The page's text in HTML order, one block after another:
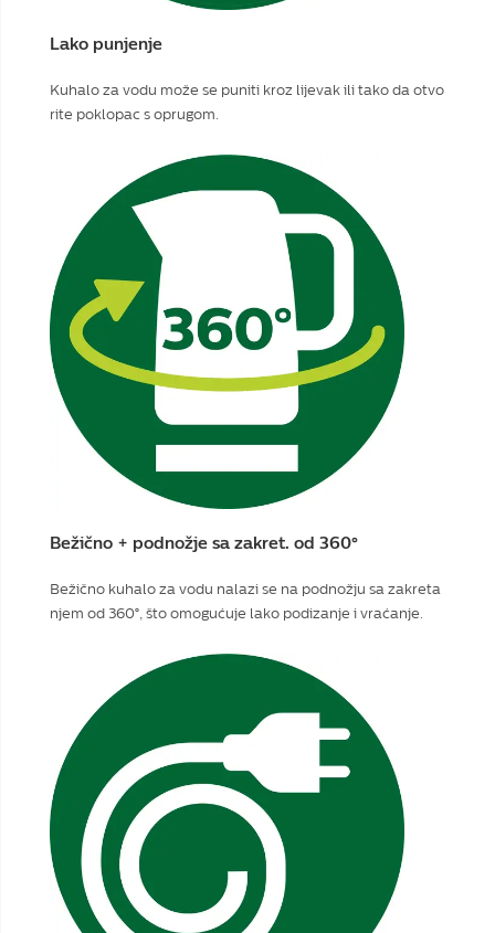
Lako punjenje
Kuhalo za vodu može se puniti kroz lijevak ili tako da otvo
rite poklopac s oprugom.
Bežično + podnožje sa zakret. od 360°
Bežično kuhalo za vodu nalazi se na podnožju sa zakreta
njem od 360°, što omogućuje lako podizanje i vraćanje.